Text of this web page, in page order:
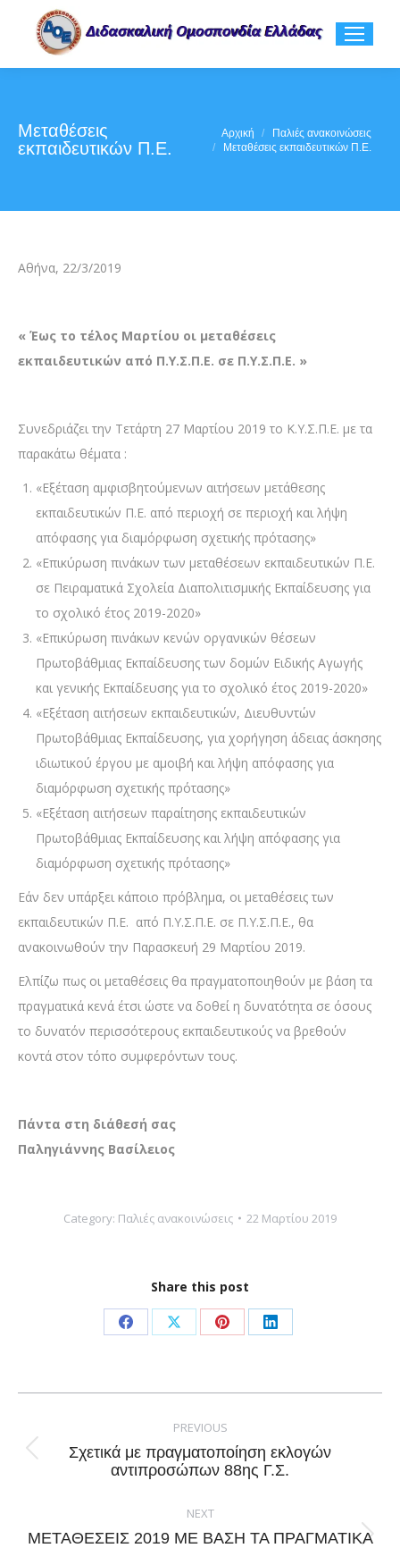
Μεταθέσεις
εκπαιδευτικών Π.Ε.
You are here:
Αρχική
Παλιές ανακοινώσεις
Μεταθέσεις εκπαιδευτικών Π.Ε.
Αθήνα, 22/3/2019
« Έως το τέλος Μαρτίου οι μεταθέσεις
εκπαιδευτικών από Π.Υ.Σ.Π.Ε. σε Π.Υ.Σ.Π.Ε. »
Συνεδριάζει την Τετάρτη 27 Μαρτίου 2019 το Κ.Υ.Σ.Π.Ε. με τα
παρακάτω θέματα :
«Εξέταση αμφισβητούμενων αιτήσεων μετάθεσης
εκπαιδευτικών Π.Ε. από περιοχή σε περιοχή και λήψη
απόφασης για διαμόρφωση σχετικής πρότασης»
«Επικύρωση πινάκων των μεταθέσεων εκπαιδευτικών Π.Ε.
σε Πειραματικά Σχολεία Διαπολιτισμικής Εκπαίδευσης για
το σχολικό έτος 2019-2020»
«Επικύρωση πινάκων κενών οργανικών θέσεων
Πρωτοβάθμιας Εκπαίδευσης των δομών Ειδικής Αγωγής
και γενικής Εκπαίδευσης για το σχολικό έτος 2019-2020»
«Εξέταση αιτήσεων εκπαιδευτικών, Διευθυντών
Πρωτοβάθμιας Εκπαίδευσης, για χορήγηση άδειας άσκησης
ιδιωτικού έργου με αμοιβή και λήψη απόφασης για
διαμόρφωση σχετικής πρότασης»
«Εξέταση αιτήσεων παραίτησης εκπαιδευτικών
Πρωτοβάθμιας Εκπαίδευσης και λήψη απόφασης για
διαμόρφωση σχετικής πρότασης»
Εάν δεν υπάρξει κάποιο πρόβλημα, οι μεταθέσεις των
εκπαιδευτικών Π.Ε. από Π.Υ.Σ.Π.Ε. σε Π.Υ.Σ.Π.Ε., θα
ανακοινωθούν την Παρασκευή 29 Μαρτίου 2019.
Ελπίζω πως οι μεταθέσεις θα πραγματοποιηθούν με βάση τα
πραγματικά κενά έτσι ώστε να δοθεί η δυνατότητα σε όσους
το δυνατόν περισσότερους εκπαιδευτικούς να βρεθούν
κοντά στον τόπο συμφερόντων τους.
Πάντα στη διάθεσή σας
Παληγιάννης Βασίλειος
Category: Παλιές ανακοινώσεις 22 Μαρτίου 2019
Share this post
Share
Facebook
Share
X
Share
Pinterest
Share
LinkedIn
navigation
PREVIOUS
Previous
Σχετικά με πραγματοποίηση εκλογών
αντιπροσώπων 88ης Γ.Σ.
NEXT
ΜΕΤΑΘΕΣΕΙΣ 2019 ΜΕ ΒΑΣΗ ΤΑ ΠΡΑΓΜΑΤΙΚΑ